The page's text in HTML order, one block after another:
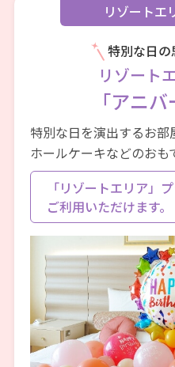
特典利
ご旅行のお申込をした
※無料視聴はディズニープ
30日間となります。
3 モバイルバッテリ
引クーポン
パーク内外に設置された
タンドなど、レンタルス
る場所ならどこでも借
こでも返却OK！電池の
ずパークを満喫できる♪
4 手荷物預かりサー
割引クーポン
リゾートエ
特別な日の
リゾート
「アニ
特別な日を演出するお部
ホールケーキなどのおも
「リゾートエリア」
ご利用いただけます。